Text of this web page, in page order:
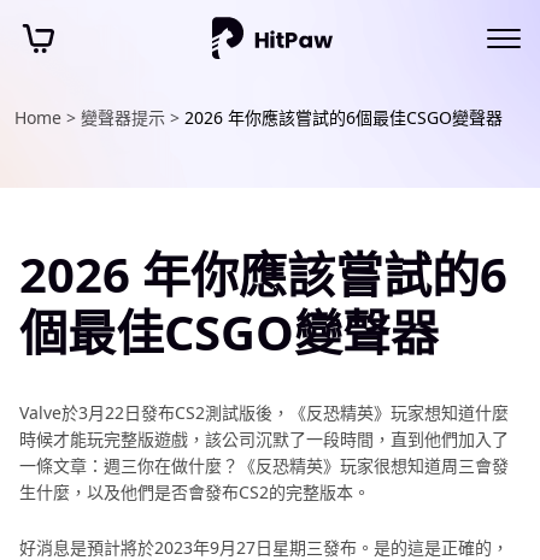
Home > 變聲器提示 > 2026 年你應該嘗試的6個最佳CSGO變聲器
2026 年你應該嘗試的6
個最佳CSGO變聲器
Valve於3月22日發布CS2測試版後，《反恐精英》玩家想知道什麼
時候才能玩完整版遊戲，該公司沉默了一段時間，直到他們加入了
一條文章：週三你在做什麼？《反恐精英》玩家很想知道周三會發
生什麼，以及他們是否會發布CS2的完整版本。
好消息是預計將於2023年9月27日星期三發布。是的這是正確的，